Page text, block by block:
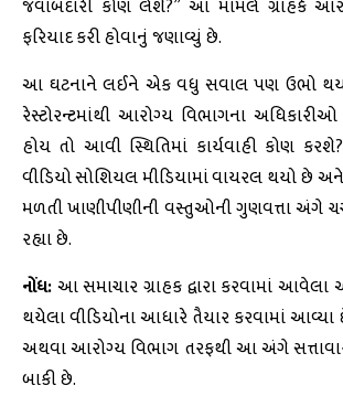
જવાબદારી કોણ લેશે?” આ મામલે ગ્રાહકે
ફરિયાદ કરી હોવાનું જણાવ્યું છે.
આ ઘટનાને લઈને એક વધુ સવાલ પણ ઉભો
રેસ્ટોરન્ટમાંથી આરોગ્ય વિભાગના
હોય તો આવી સ્થિતિમાં કાર્યવાહી કોણ
વીડિયો સોશિયલ મીડિયામાં વાયરલ થયો છે અને
મળતી ખાણીપીણીની વસ્તુઓની ગુણવત્તા અંગે
રહ્યા છે.
નોંધ:આ સમાચાર ગ્રાહક દ્વારા કરવામાં
થયેલા વીડિયોના આધારે તૈયાર કરવામાં આવ્યા
અથવા આરોગ્ય વિભાગ તરફથી આ અંગે
બાકી છે.